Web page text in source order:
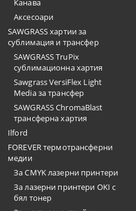
Канава
Аксесоари
SAWGRASS хартии за
сублимация и трансфер
SAWGRASS TruPix
сублимационна хартия
Sawgrass VersiFlex Light
Media за трансфер
SAWGRASS ChromaBlast
трансферна хартия
Ilford
FOREVER термотрансферни
медии
За CMYK лазерни принтери
За лазерни принтери OKI с
бял тонер